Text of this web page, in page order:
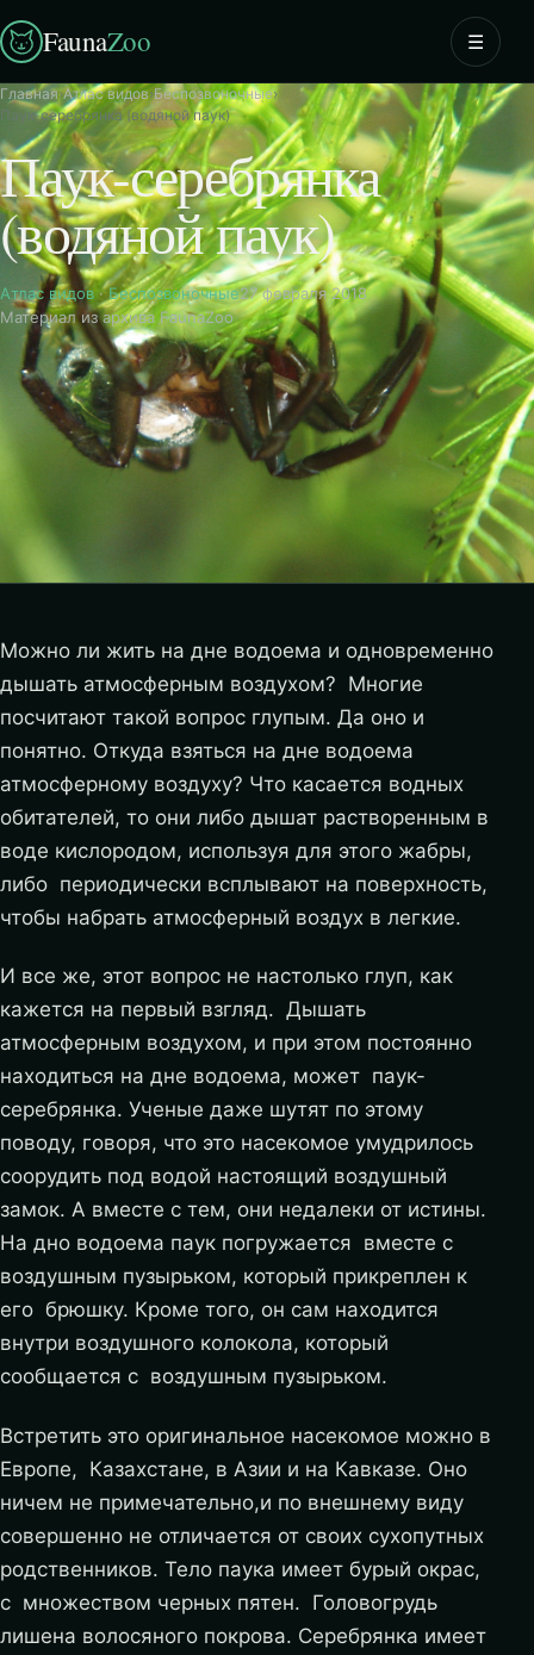
FaunaZoo ☰
Главная›Атлас видов›Беспозвоночные›
Паук-серебрянка (водяной паук)
Паук-серебрянка
(водяной паук)
Атлас видов ·Беспозвоночные27 февраля 2018
Материал из архива FaunaZoo
Можно ли жить на дне водоема и одновременно
дышать атмосферным воздухом? Многие
посчитают такой вопрос глупым. Да оно и
понятно. Откуда взяться на дне водоема
атмосферному воздуху? Что касается водных
обитателей, то они либо дышат растворенным в
воде кислородом, используя для этого жабры,
либо периодически всплывают на поверхность,
чтобы набрать атмосферный воздух в легкие.
И все же, этот вопрос не настолько глуп, как
кажется на первый взгляд. Дышать
атмосферным воздухом, и при этом постоянно
находиться на дне водоема, может паук-
серебрянка. Ученые даже шутят по этому
поводу, говоря, что это насекомое умудрилось
соорудить под водой настоящий воздушный
замок. А вместе с тем, они недалеки от истины.
На дно водоема паук погружается вместе с
воздушным пузырьком, который прикреплен к
его брюшку. Кроме того, он сам находится
внутри воздушного колокола, который
сообщается с воздушным пузырьком.
Встретить это оригинальное насекомое можно в
Европе, Казахстане, в Азии и на Кавказе. Оно
ничем не примечательно,и по внешнему виду
совершенно не отличается от своих сухопутных
родственников. Тело паука имеет бурый окрас,
с множеством черных пятен. Головогрудь
лишена волосяного покрова. Серебрянка имеет